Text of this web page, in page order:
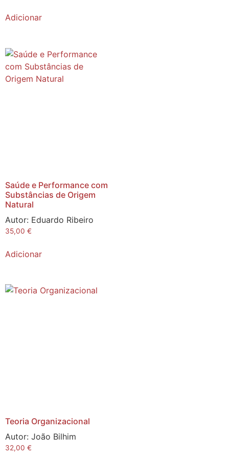
Adicionar
Saúde e Performance com
Substâncias de Origem
Natural
Autor: Eduardo Ribeiro
35,00 €
Adicionar
Teoria Organizacional
Autor: João Bilhim
32,00 €